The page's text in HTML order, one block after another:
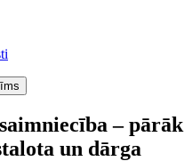
– pārāk
un dārga